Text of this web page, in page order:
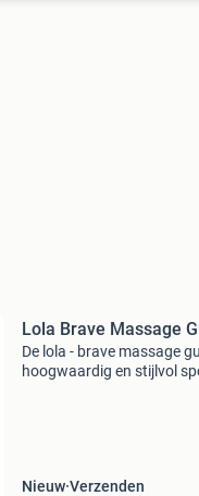
De lola - brave massage
hoogwaardig en stijlvol
Nieuw Verzenden